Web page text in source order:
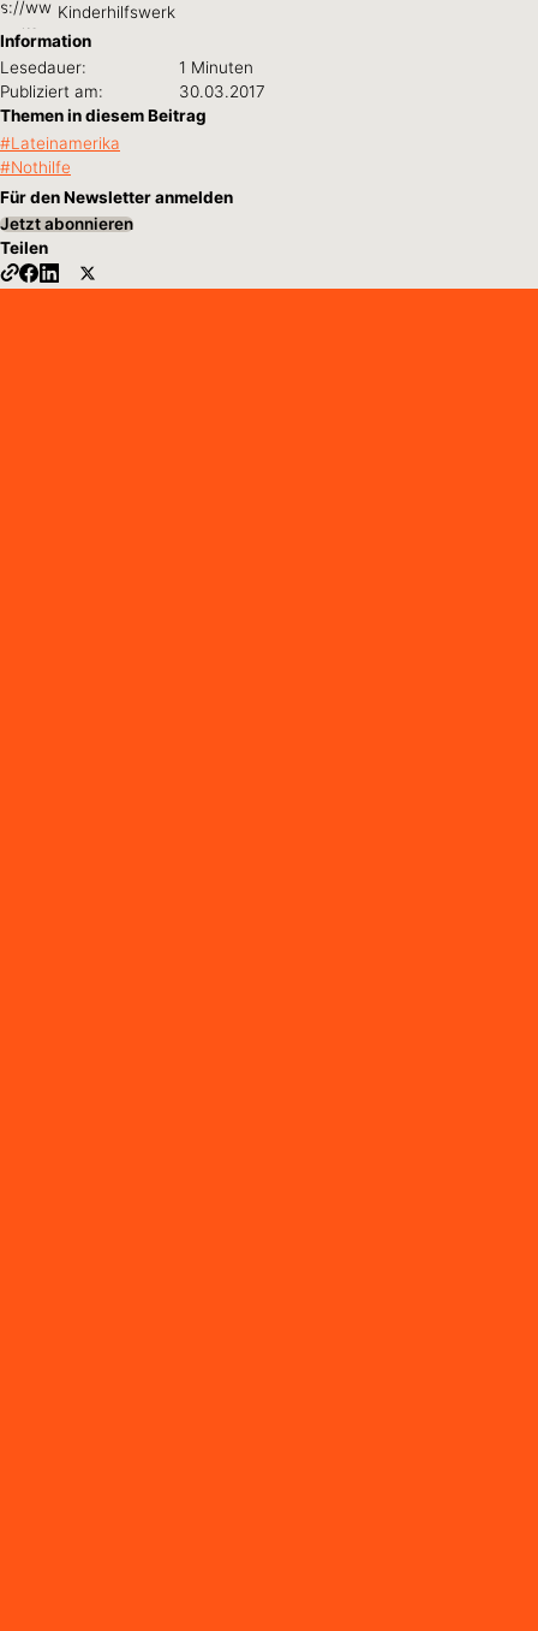
Kinderhilfswerk
Information
Lesedauer:
1 Minuten
Publiziert am:
30.03.2017
Themen in diesem Beitrag
Lateinamerika
Nothilfe
Für den Newsletter anmelden
Jetzt abonnieren
Teilen